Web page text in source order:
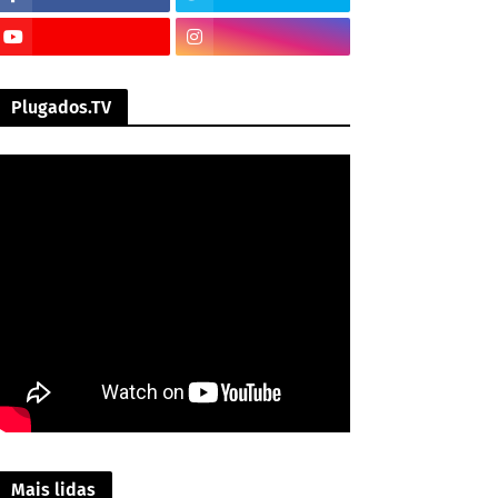
Plugados.TV
Mais lidas